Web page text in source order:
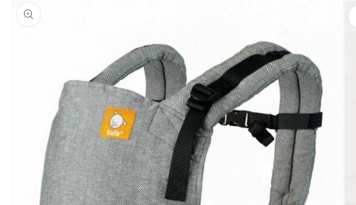
sur les